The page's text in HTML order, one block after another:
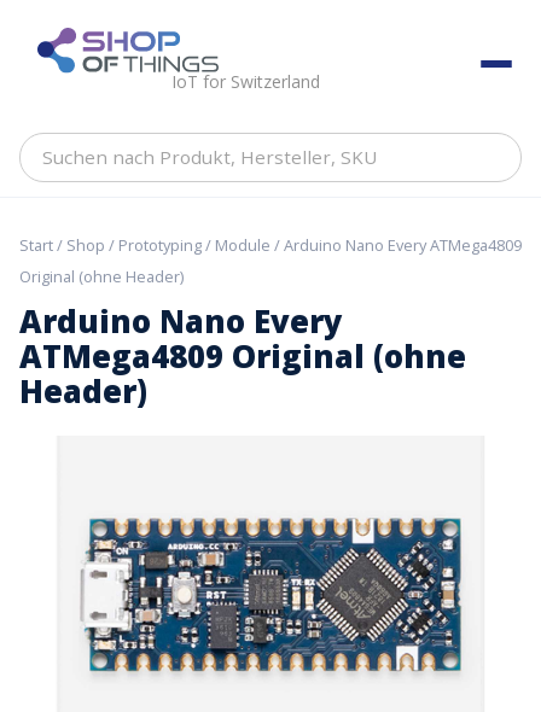
content ShopOfThings
IoT for Switzerland
Suchen
Hersteller,
Start/ Shop / Prototyping/ Module / Arduino Nano Every ATMega4809
Original (ohne Header)
Arduino Nano Every
ATMega4809 Original (ohne
Header)